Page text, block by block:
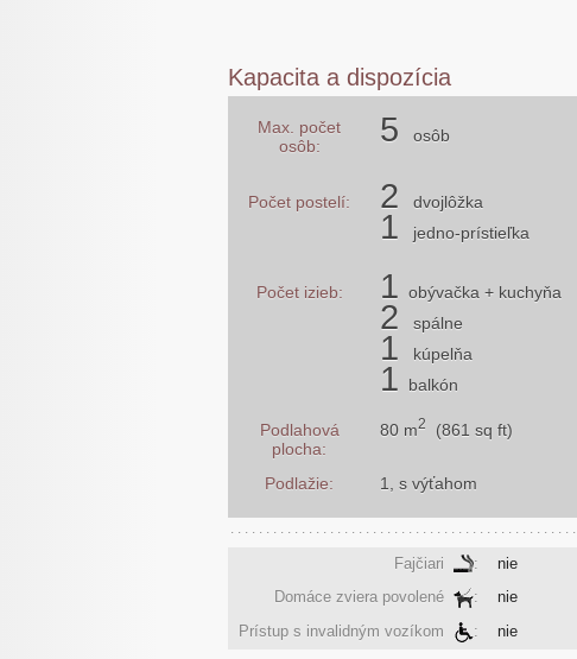
Kapacita a dispozícia
Max. počet
osôb:
5 osôb
Počet postelí: 2 dvojlôžka
1 jedno-prístieľka
Počet izieb: 1 obývačka + kuchyňa
2 spálne
1 kúpelňa
1 balkón
Podlahová
plocha:
80 m2 (861 sq ft)
Podlažie: 1, s výťahom
Fajčiari :
nie
Domáce zviera povolené
:
nie
Prístup s invalidným vozíkom
: nie